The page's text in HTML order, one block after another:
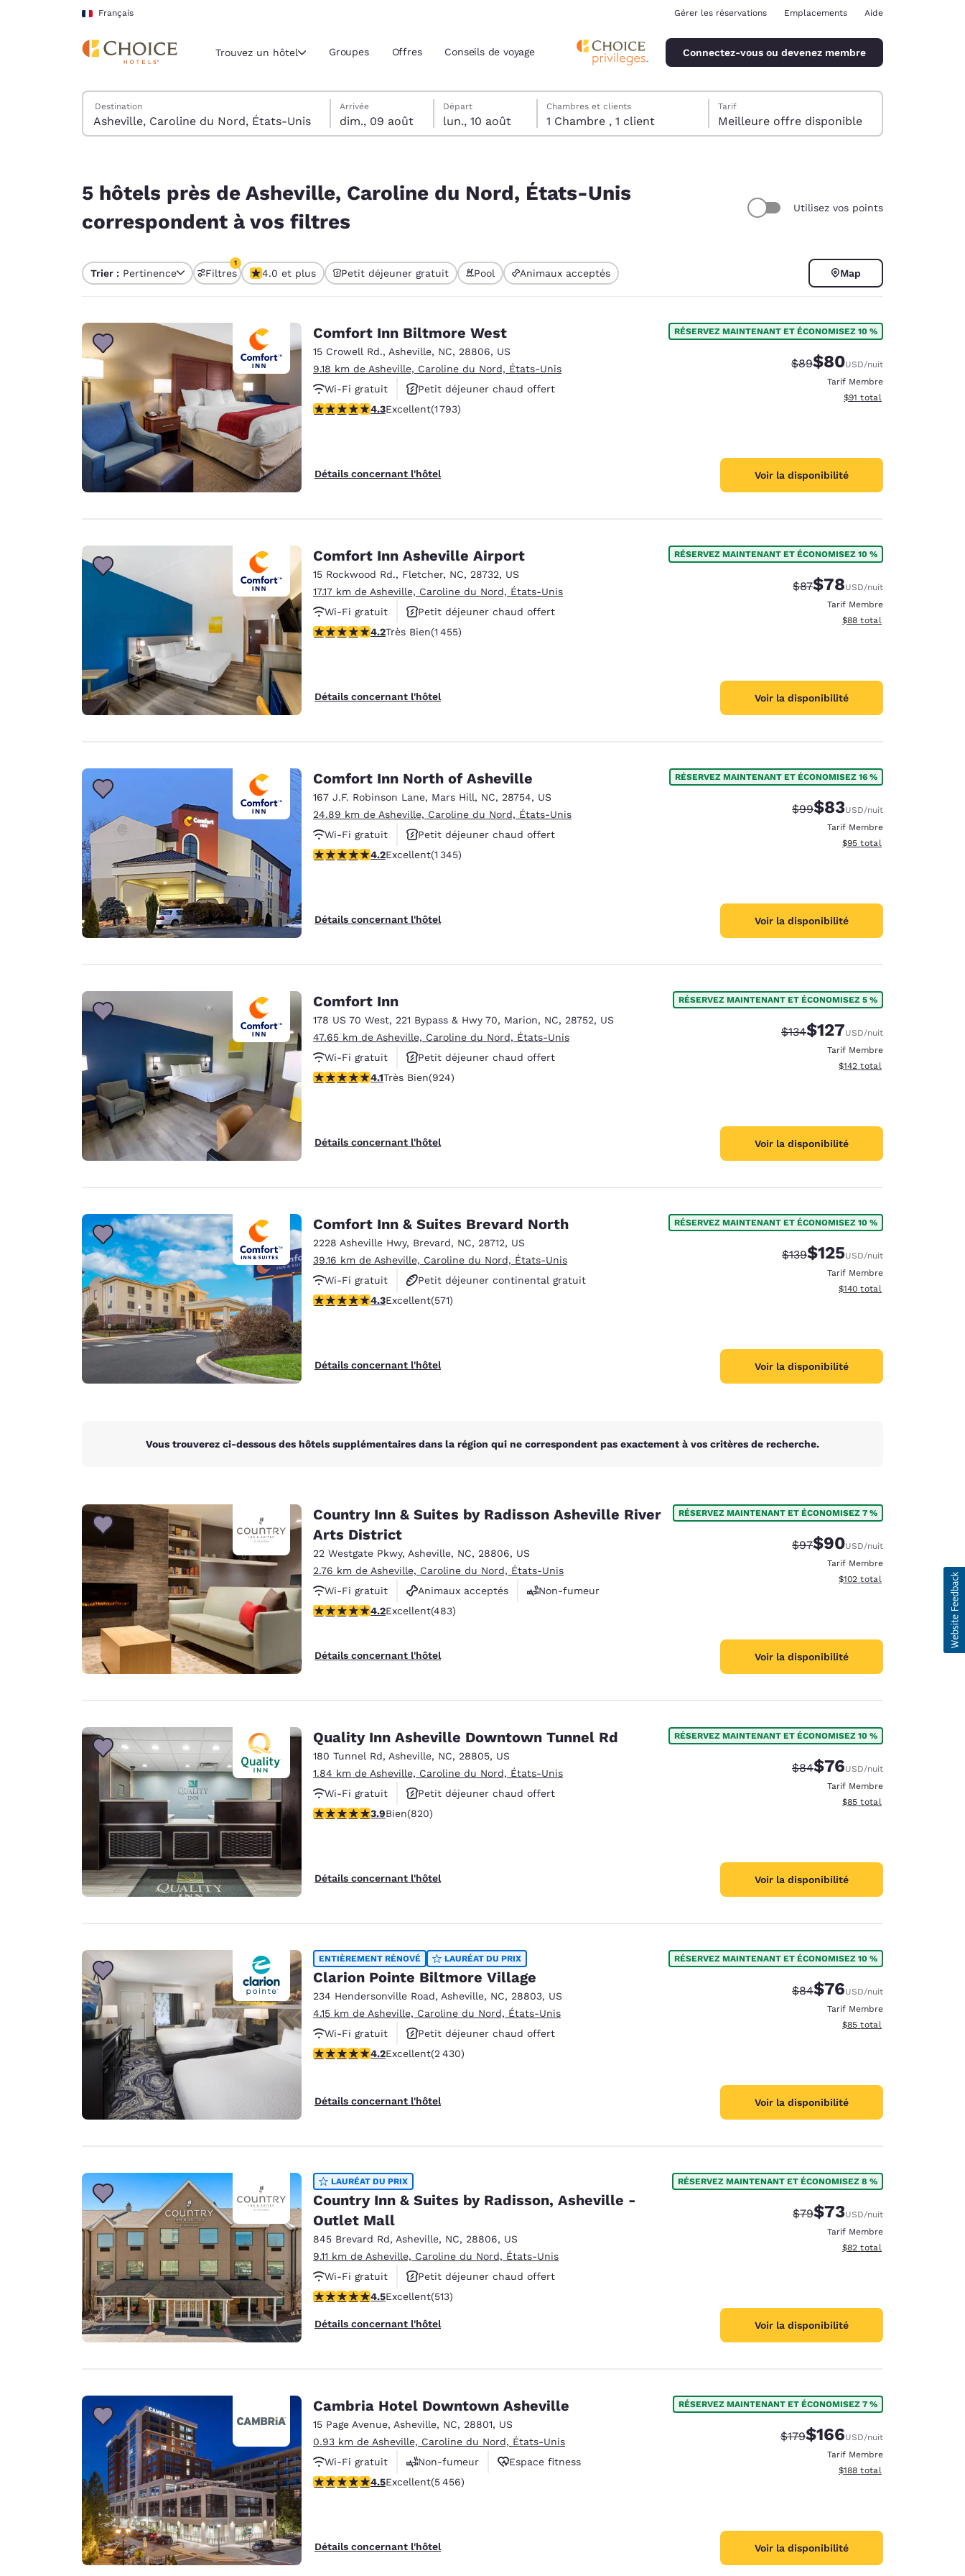
Sauter à Contenu Principal
Français
Région et lieu actuels
Amériques
United States
América Latina Latin America Canada
Canada
Español
Europe
Deutschland
Deutsch
Germany
English
Spain
English
Ireland
Asie-Pacifique
Australia
English
India
English
Gérer les réservations Emplacements Aide
Trouvez un hôtel Groupes Offres Conseils de voyage Connectez-vous ou devenez membre
Trouver des hôtels
Destination
dimanche 9 août
Arrivée
dim., 09 août
lundi 10 août
Départ
lun., 10 août
lundi 10 août date de départ sélectionnée
dimanche 9 août date d’arrivée sélectionnée
Chambres et clients
1 Chambre , 1 client
Tarif
Meilleure offre disponible
5 hôtels près de Asheville, Caroline du Nord, États-Unis
correspondent à vos filtres
Utilisez vos points
Trier : Pertinence Filtres
1
1 filtre sélectionné
4.0 et plus Petit déjeuner gratuit Pool Animaux acceptés Map
Comfort Inn Biltmore West
15 Crowell Rd., Asheville, NC, 28806, US
9.18 km de Asheville, Caroline du Nord, États-Unis
Wi-Fi gratuit
Petit déjeuner chaud offert
Animaux acceptés
4.3 étoiles. Excellent. 1793 commentaires
4.3Excellent(1 793)
Détails concernant l'hôtel
RÉSERVEZ MAINTENANT ET ÉCONOMISEZ 10 %
Tarif barré :
$89Tarif réduit :
$80USD/nuit
Tarif Membre
Afficher les détails du total
$91 total
Voir la disponibilité
Comfort Inn Asheville Airport
15 Rockwood Rd., Fletcher, NC, 28732, US
17.17 km de Asheville, Caroline du Nord, États-Unis
Wi-Fi gratuit
Petit déjeuner chaud offert
Animaux acceptés
4.19 étoiles. Très Bien. 1455 commentaires
4.2Très Bien(1 455)
Détails concernant l'hôtel
RÉSERVEZ MAINTENANT ET ÉCONOMISEZ 10 %
Tarif barré :
$87Tarif réduit :
$78USD/nuit
Tarif Membre
Afficher les détails du total
$88 total
Voir la disponibilité
Comfort Inn North of Asheville
167 J.F. Robinson Lane, Mars Hill, NC, 28754, US
24.89 km de Asheville, Caroline du Nord, États-Unis
Wi-Fi gratuit
Petit déjeuner chaud offert
Animaux acceptés
4.22 étoiles. Excellent. 1345 commentaires
4.2Excellent(1 345)
Détails concernant l'hôtel
RÉSERVEZ MAINTENANT ET ÉCONOMISEZ 16 %
Tarif barré :
$99Tarif réduit :
$83USD/nuit
Tarif Membre
Afficher les détails du total
$95 total
Voir la disponibilité
Comfort Inn
178 US 70 West, 221 Bypass & Hwy 70, Marion, NC, 28752, US
47.65 km de Asheville, Caroline du Nord, États-Unis
Wi-Fi gratuit
Petit déjeuner chaud offert
Animaux acceptés
4.06 étoiles. Très Bien. 924 commentaires
4.1Très Bien(924)
Détails concernant l'hôtel
RÉSERVEZ MAINTENANT ET ÉCONOMISEZ 5 %
Tarif barré :
$134Tarif réduit :
$127USD/nuit
Tarif Membre
Afficher les détails du total
$142 total
Voir la disponibilité
Comfort Inn & Suites Brevard North
2228 Asheville Hwy, Brevard, NC, 28712, US
39.16 km de Asheville, Caroline du Nord, États-Unis
Wi-Fi gratuit
Petit déjeuner continental gratuit
Petit déjeuner chaud offert
4.34 étoiles. Excellent. 571 commentaires
4.3Excellent(571)
Détails concernant l'hôtel
RÉSERVEZ MAINTENANT ET ÉCONOMISEZ 10 %
Tarif barré :
$139Tarif réduit :
$125USD/nuit
Tarif Membre
Afficher les détails du total
$140 total
Voir la disponibilité
Vous trouverez ci-dessous des hôtels supplémentaires dans la région qui ne correspondent pas exactement à vos critères de recherche.
Country Inn & Suites by Radisson Asheville River
Arts District
22 Westgate Pkwy, Asheville, NC, 28806, US
2.76 km de Asheville, Caroline du Nord, États-Unis
Wi-Fi gratuit
Animaux acceptés
Non-fumeur
4.23 étoiles. Excellent. 483 commentaires
4.2Excellent(483)
Détails concernant l'hôtel
RÉSERVEZ MAINTENANT ET ÉCONOMISEZ 7 %
Tarif barré :
$97Tarif réduit :
$90USD/nuit
Tarif Membre
Afficher les détails du total
$102 total
Voir la disponibilité
Quality Inn Asheville Downtown Tunnel Rd
180 Tunnel Rd, Asheville, NC, 28805, US
1.84 km de Asheville, Caroline du Nord, États-Unis
Wi-Fi gratuit
Petit déjeuner chaud offert
Animaux acceptés
3.93 étoiles. Bien. 820 commentaires
3.9Bien(820)
Détails concernant l'hôtel
RÉSERVEZ MAINTENANT ET ÉCONOMISEZ 10 %
Tarif barré :
$84Tarif réduit :
$76USD/nuit
Tarif Membre
Afficher les détails du total
$85 total
Voir la disponibilité
ENTIÈREMENT RÉNOVÉ LAURÉAT DU PRIX
Clarion Pointe Biltmore Village
234 Hendersonville Road, Asheville, NC, 28803, US
4.15 km de Asheville, Caroline du Nord, États-Unis
Wi-Fi gratuit
Petit déjeuner chaud offert
Piscine extérieure
4.24 étoiles. Excellent. 2430 commentaires
4.2Excellent(2 430)
Détails concernant l'hôtel
RÉSERVEZ MAINTENANT ET ÉCONOMISEZ 10 %
Tarif barré :
$84Tarif réduit :
$76USD/nuit
Tarif Membre
Afficher les détails du total
$85 total
Voir la disponibilité
LAURÉAT DU PRIX
Country Inn & Suites by Radisson, Asheville -
Outlet Mall
845 Brevard Rd, Asheville, NC, 28806, US
9.11 km de Asheville, Caroline du Nord, États-Unis
Wi-Fi gratuit
Petit déjeuner chaud offert
Piscine extérieure
4.55 étoiles. Excellent. 513 commentaires
4.5Excellent(513)
Détails concernant l'hôtel
RÉSERVEZ MAINTENANT ET ÉCONOMISEZ 8 %
Tarif barré :
$79Tarif réduit :
$73USD/nuit
Tarif Membre
Afficher les détails du total
$82 total
Voir la disponibilité
Cambria Hotel Downtown Asheville
15 Page Avenue, Asheville, NC, 28801, US
0.93 km de Asheville, Caroline du Nord, États-Unis
Wi-Fi gratuit
Non-fumeur
Espace fitness
4.55 étoiles. Excellent. 5456 commentaires
4.5Excellent(5 456)
Détails concernant l'hôtel
RÉSERVEZ MAINTENANT ET ÉCONOMISEZ 7 %
Tarif barré :
$179Tarif réduit :
$166USD/nuit
Tarif Membre
Afficher les détails du total
$188 total
Voir la disponibilité